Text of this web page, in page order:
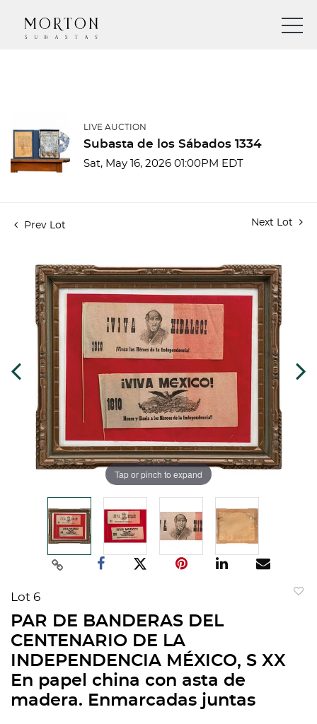
LIVE AUCTION
Subasta de los Sábados 1334
Sat, May 16, 2026 01:00PM EDT
Prev Lot Next Lot
Tap or pinch to expand
Lot 6
PAR DE BANDERAS DEL
CENTENARIO DE LA
INDEPENDENCIA MÉXICO, S XX
En papel china con asta de
madera. Enmarcadas juntas